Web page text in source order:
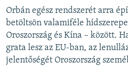
Orbán egész rendszerét arra
betöltsön valamiféle
Oroszország és Kína – között.
grata lesz az EU-ban, az
jelentőségét Oroszország